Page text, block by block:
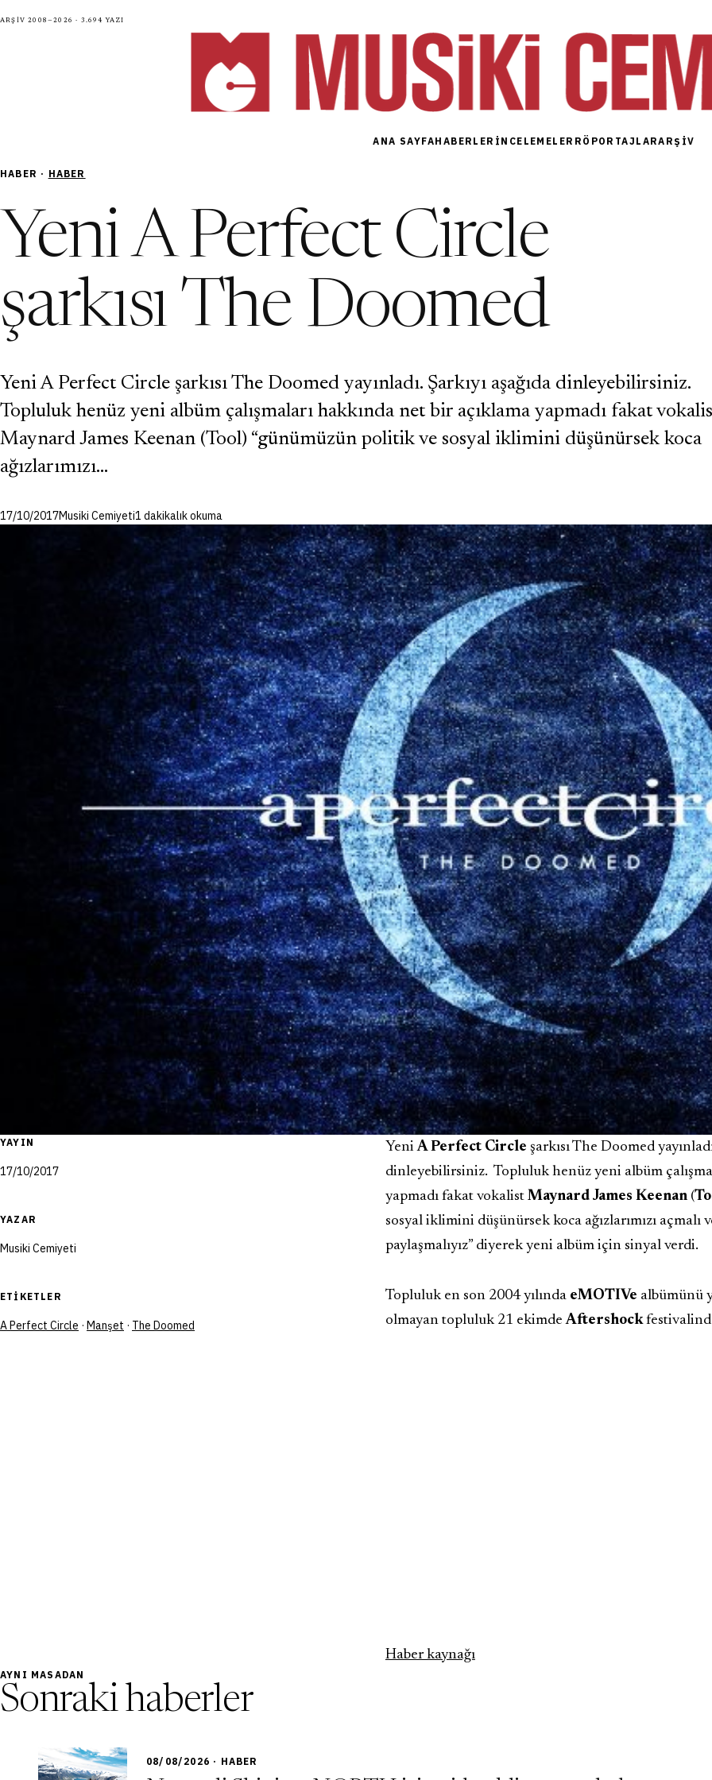
Arşiv 2008—2026 · 3.694 yazı
ANA SAYFAHABERLER İNCELEMELER RÖPORTAJLARARŞIV
HABER · HABER
Yeni A Perfect Circle
şarkısı The Doomed
Yeni A Perfect Circle şarkısı The Doomed yayınladı. Şarkıyı aşağıda dinleyebilirsiniz.
Topluluk henüz yeni albüm çalışmaları hakkında net bir açıklama yapmadı fakat
Maynard James Keenan (Tool) “günümüzün politik ve sosyal iklimini düşünürsek koca
ağızlarımızı…
17/10/2017Musiki Cemiyeti1 dakikalık okuma
YAYIN
17/10/2017
YAZAR
Musiki Cemiyeti
ETIKETLER
A Perfect Circle · Manşet · The Doomed
YeniA Perfect Circle şarkısı The Doomed
dinleyebilirsiniz. Topluluk henüz yeni albüm
yapmadı fakat vokalist Maynard James Keenan(
sosyal iklimini düşünürsek koca ağızlarımızı açmalı
paylaşmalıyız” diyerek yeni albüm için sinyal verdi.
Topluluk en son 2004 yılındaeMOTIVe albümünü
olmayan topluluk 21 ekimdeAftershock
Haber kaynağı
AYNI MASADAN
Sonraki haberler
08/08/2026 · HABER